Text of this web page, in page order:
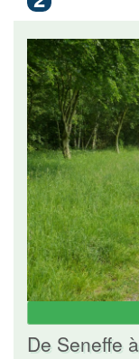
De Seneffe